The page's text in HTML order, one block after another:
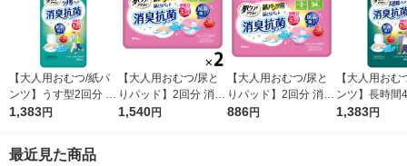
【大人用おむつ/紙パ
ンツ】うす型2回分 M-
L 消臭抗菌 肌ケアア
1,383円
【大人用おむつ/尿と
りパッド】2回分 消臭
抗菌 肌ケア アクティ
1,540円
【大人用おむつ/尿と
りパッド】2回分 消臭
抗菌 肌ケア アクティ
886円
【大人用おむ
ンツ】長時間
LL 消臭抗菌
1,383円
最近見た商品